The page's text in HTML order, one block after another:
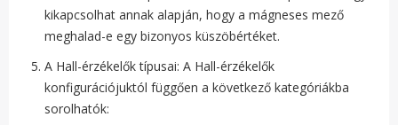
kikapcsolhat annak alapján, hogy a mágneses mező
meghalad-e egy bizonyos küszöbértéket.
A Hall-érzékelők típusai: A Hall-érzékelők
konfigurációjuktól függően a következő kategóriákba
sorolhatók: